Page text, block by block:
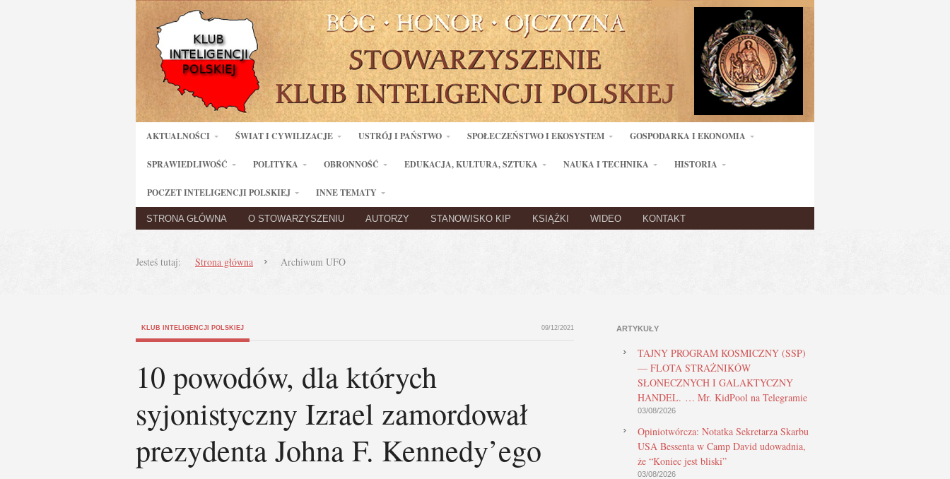
AKTUALNOŚCI ŚWIAT I CYWILIZACJE USTRÓJ I PAŃSTWO SPOŁECZEŃSTWO I EKOSYSTEM GOSPODARKA I EKONOMIA
SPRAWIEDLIWOŚĆ POLITYKA OBRONNOŚĆ EDUKACJA, KULTURA, SZTUKA NAUKA I TECHNIKA HISTORIA
POCZET INTELIGENCJI POLSKIEJ INNE TEMATY
STRONA GŁÓWNA O STOWARZYSZENIU AUTORZY STANOWISKO KIP KSIĄŻKI WIDEO KONTAKT
Jesteś tutaj: Strona główna Archiwum UFO
KLUB INTELIGENCJI POLSKIEJ 09/12/2021
10 powodów, dla których
syjonistyczny Izrael zamordował
prezydenta Johna F. Kennedy’ego
ARTYKUŁY
TAJNY PROGRAM KOSMICZNY (SSP)
— FLOTA STRAŻNIKÓW
SŁONECZNYCH I GALAKTYCZNY
HANDEL. … Mr. KidPool na Telegramie
03/08/2026
Opiniotwórcza: Notatka Sekretarza Skarbu
USA Bessenta w Camp David udowadnia,
że “Koniec jest bliski”
03/08/2026